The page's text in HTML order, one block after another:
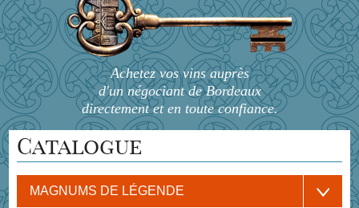
Achetez vos vins auprès
d'un négociant de Bordeaux
directement et en toute confiance.
Catalogue
MAGNUMS DE LÉGENDE